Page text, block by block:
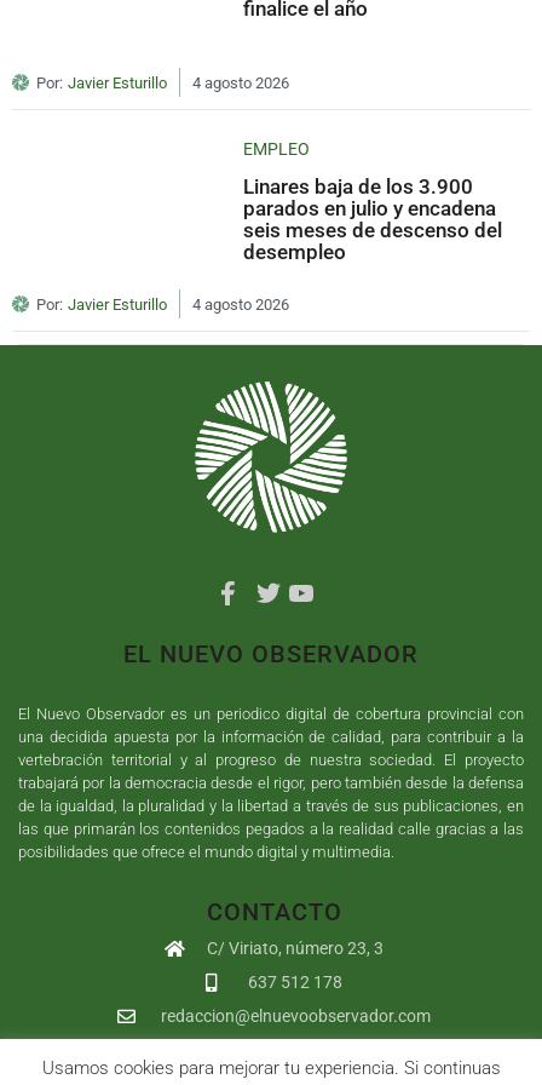
finalice el año
Por: Javier Esturillo 4 agosto 2026
EMPLEO
Linares baja de los 3.900
parados en julio y encadena
seis meses de descenso del
desempleo
Por: Javier Esturillo 4 agosto 2026
EL NUEVO OBSERVADOR
El Nuevo Observador es un periodico digital de cobertura provincial con
una decidida apuesta por la información de calidad, para contribuir a la
vertebración territorial y al progreso de nuestra sociedad. El proyecto
trabajará por la democracia desde el rigor, pero también desde la defensa
de la igualdad, la pluralidad y la libertad a través de sus publicaciones, en
las que primarán los contenidos pegados a la realidad calle gracias a las
posibilidades que ofrece el mundo digital y multimedia.
CONTACTO
C/ Viriato, número 23, 3
637 512 178
redaccion@elnuevoobservador.com
Usamos cookies para mejorar tu experiencia. Si continuas